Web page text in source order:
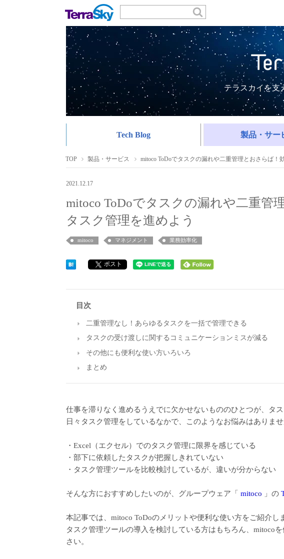
テラスカイを支
Tech Blog 製品・サー
TOP 製品・サービス mitoco ToDoでタスクの漏れや二重管理とおさらば！
2021.12.17
mitoco ToDoでタスクの漏れや二重管
タスク管理を進めよう
mitoco マネジメント 業務効率化
ポスト
目次
二重管理なし！あらゆるタスクを一括で管理できる
タスクの受け渡しに関するコミュニケーションミスが減る
その他にも便利な使い方いろいろ
まとめ
仕事を滞りなく進めるうえでに欠かせないもののひとつが、タス
日々タスク管理をしているなかで、このようなお悩みはありませ
・Excel（エクセル）でのタスク管理に限界を感じている
・部下に依頼したタスクが把握しきれていない
・タスク管理ツールを比較検討しているが、違いが分からない
そんな方におすすめしたいのが、グループウェア「 mitoco 」の
本記事では、mitoco ToDoのメリットや便利な使い方をご紹介し
タスク管理ツールの導入を検討している方はもちろん、mitoco
さい。